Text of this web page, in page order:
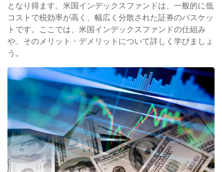
となり得ます。米国インデックスファンドは、一般的に低
コストで税効率が高く、幅広く分散された証券のバスケッ
トです。ここでは、米国インデックスファンドの仕組み
や、そのメリット・デメリットについて詳しく学びましょ
う。